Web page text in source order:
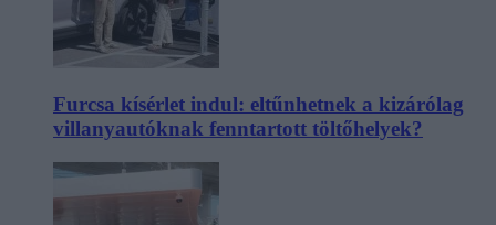
Furcsa kísérlet indul: eltűnhetnek a kizárólag
villanyautóknak fenntartott töltőhelyek?